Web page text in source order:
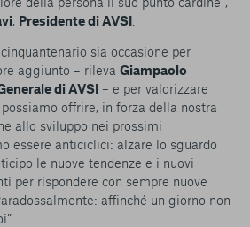
, Presidente di AVSI
sia occasione per
aggiunto – rileva Giampaolo
di AVSI – e per valorizzare
possiamo offrire, in forza della nostra
allo sviluppo nei prossimi
essere anticiclici: alzare lo sguardo
le nuove tendenze e i nuovi
per rispondere con sempre nuove
affinché un giorno non
”.